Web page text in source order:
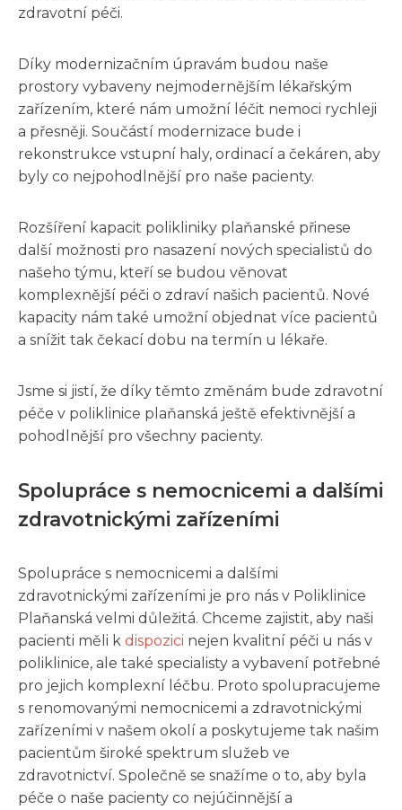
zdravotní péči.
Díky modernizačním úpravám budou naše
prostory vybaveny nejmodernějším lékařským
zařízením, které nám umožní léčit nemoci rychleji
a přesněji. Součástí modernizace bude i
rekonstrukce vstupní haly, ordinací a čekáren, aby
byly co nejpohodlnější pro naše pacienty.
Rozšíření kapacit polikliniky plaňanské přinese
další možnosti pro nasazení nových specialistů do
našeho týmu, kteří se budou věnovat
komplexnější péči o zdraví našich pacientů. Nové
kapacity nám také umožní objednat více pacientů
a snížit tak čekací dobu na termín u lékaře.
Jsme si jistí, že díky těmto změnám bude zdravotní
péče v poliklinice plaňanská ještě efektivnější a
pohodlnější pro všechny pacienty.
Spolupráce s nemocnicemi a dalšími
zdravotnickými zařízeními
Spolupráce s nemocnicemi a dalšími
zdravotnickými zařízeními je pro nás v Poliklinice
Plaňanská velmi důležitá. Chceme zajistit, aby naši
pacienti měli k dispozici nejen kvalitní péči u nás v
poliklinice, ale také specialisty a vybavení potřebné
pro jejich komplexní léčbu. Proto spolupracujeme
s renomovanými nemocnicemi a zdravotnickými
zařízeními v našem okolí a poskytujeme tak našim
pacientům široké spektrum služeb ve
zdravotnictví. Společně se snažíme o to, aby byla
péče o naše pacienty co nejúčinnější a